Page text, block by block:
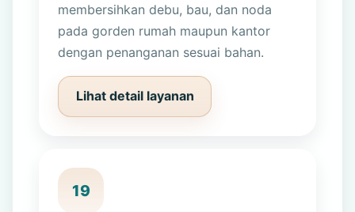
membersihkan debu, bau, dan noda
pada gorden rumah maupun kantor
dengan penanganan sesuai bahan.
Lihat detail layanan
19